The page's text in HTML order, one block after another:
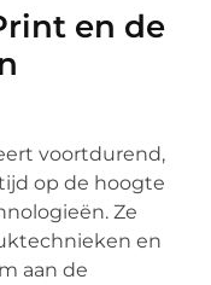
en de
voortdurend,
op de hoogte
Ze
en
aan de